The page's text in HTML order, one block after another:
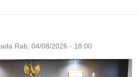
Rab, 04/08/2026 - 18:00